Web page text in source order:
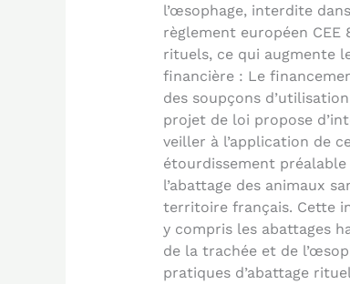
l’œsophage, interdite
règlement européen
rituels, ce qui augmente
financière : Le
des soupçons
projet de loi propose
veiller à l’application de
étourdissement
l’abattage des animaux
territoire français. Cette
y compris les abattages
de la trachée et de
pratiques d’abattage